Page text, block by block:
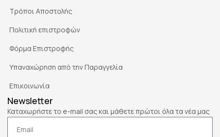
Τρόποι Αποστολής
Πολιτική επιστροφών
Φόρμα Επιστροφής
Υπαναχώρηση από την Παραγγελία
Επικοινωνία
Newsletter
Καταχωρήστε το e-mail σας και μάθετε πρώτοι όλα τα νέα μας